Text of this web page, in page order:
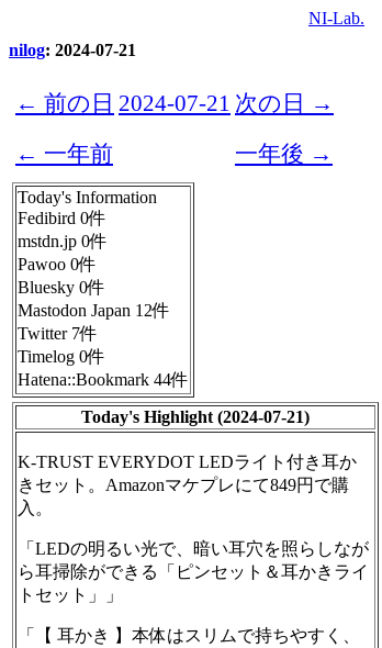
NI-Lab.
nilog: 2024-07-21
← 前の日 2024-07-21 次の日 →
← 一年前
一年後 →
Today's Information
Fedibird 0件
mstdn.jp 0件
Pawoo 0件
Bluesky 0件
Mastodon Japan 12件
Twitter 7件
Timelog 0件
Hatena::Bookmark 44件
Today's Highlight (2024-07-21)
K-TRUST EVERYDOT LEDライト付き耳か
きセット。Amazonマケプレにて849円で購
入。
「LEDの明るい光で、暗い耳穴を照らしなが
ら耳掃除ができる「ピンセット＆耳かきライ
トセット」」
「【 耳かき 】本体はスリムで持ちやすく、